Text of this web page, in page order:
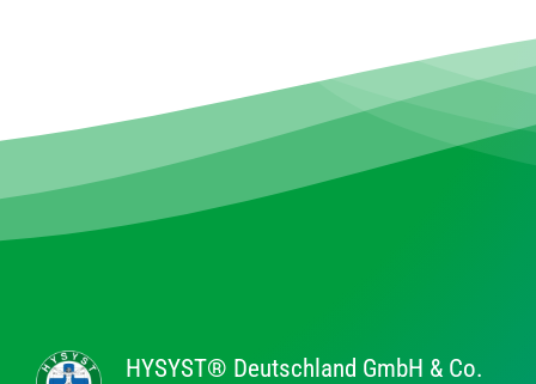
HYSYST® Deutschland GmbH & Co.